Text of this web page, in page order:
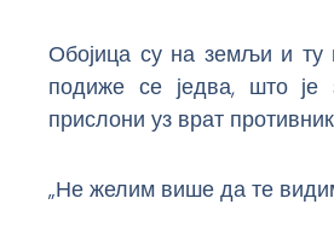
Обојица су на земљи и ту
подиже се једва, што је
прислони уз врат
„Не желим више да те